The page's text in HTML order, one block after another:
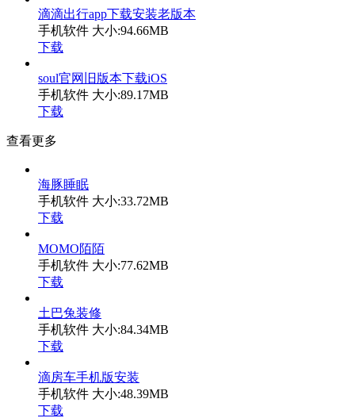
滴滴出行app下载安装老版本
手机软件 大小:94.66MB
下载
soul官网旧版本下载iOS
手机软件 大小:89.17MB
下载
查看更多
海豚睡眠
手机软件 大小:33.72MB
下载
MOMO陌陌
手机软件 大小:77.62MB
下载
土巴兔装修
手机软件 大小:84.34MB
下载
滴房车手机版安装
手机软件 大小:48.39MB
下载